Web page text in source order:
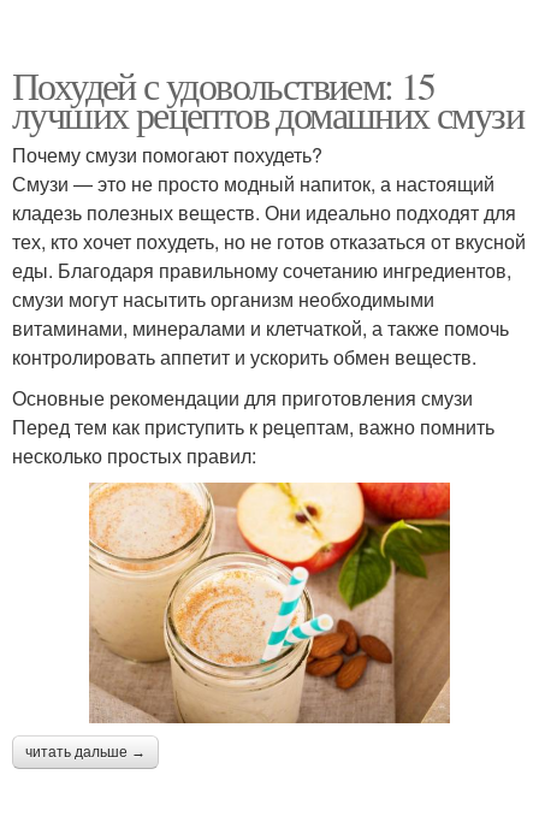
Похудей с удовольствием: 15
лучших рецептов домашних смузи
Почему смузи помогают похудеть?
Смузи — это не просто модный напиток, а настоящий
кладезь полезных веществ. Они идеально подходят для
тех, кто хочет похудеть, но не готов отказаться от вкусной
еды. Благодаря правильному сочетанию ингредиентов,
смузи могут насытить организм необходимыми
витаминами, минералами и клетчаткой, а также помочь
контролировать аппетит и ускорить обмен веществ.
Основные рекомендации для приготовления смузи
Перед тем как приступить к рецептам, важно помнить
несколько простых правил:
читать дальше →